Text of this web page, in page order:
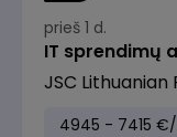
prieš 1 d.
IT sprendimų
JSC Lithuanian
4945 - 7415